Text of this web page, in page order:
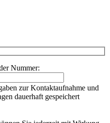
Nummer:
zur Kontaktaufnahme und
dauerhaft gespeichert